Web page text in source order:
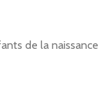
de la naissance